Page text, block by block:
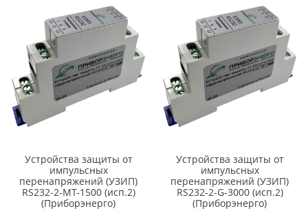
Устройства защиты от
импульсных
перенапряжений (УЗИП)
RS232-2-MT-1500 (исп.2)
(Приборэнерго)
Устройства защиты от
импульсных
перенапряжений (УЗИП)
RS232-2-G-3000 (исп.2)
(Приборэнерго)